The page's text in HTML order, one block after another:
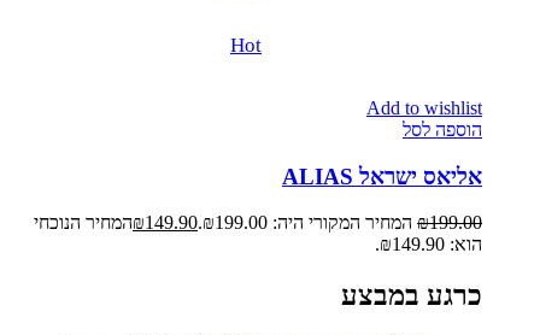
Hot
Add to wishlist
הוספה לסל
אליאס ישראל ALIAS
₪199.00 המחיר המקורי היה: ₪199.00. ₪149.90
המחיר הנוכחי
הוא: ₪149.90.
כרגע במבצע